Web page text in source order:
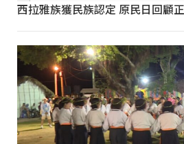
西拉雅族獲民族認定 原民日回顧